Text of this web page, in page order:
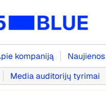
kompaniją Naujienos
Media auditorijų tyrimai